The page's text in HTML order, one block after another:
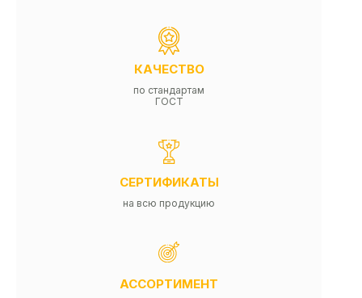
КАЧЕСТВО
по стандартам
ГОСТ
СЕРТИФИКАТЫ
на всю продукцию
АССОРТИМЕНТ